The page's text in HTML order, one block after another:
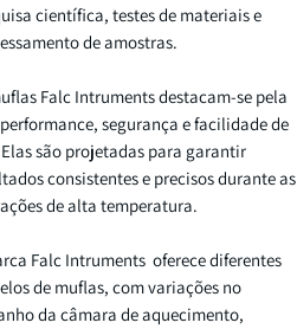
científica, testes de materiais e
de amostras.
Falc Intruments destacam-se pela
segurança e facilidade de
são projetadas para garantir
consistentes e precisos durante as
de alta temperatura.
Falc Intruments oferece diferentes
de muflas, com variações no
da câmara de aquecimento,